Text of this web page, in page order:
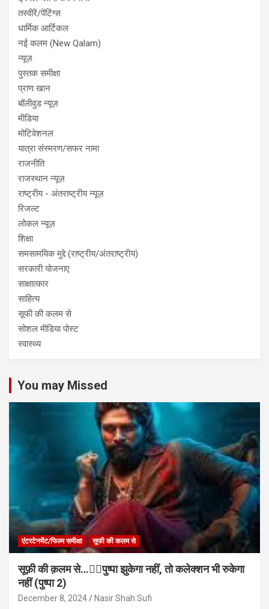
तस्वीरें/पेंटिंग्स
धार्मिक आर्टिकल
नई कलम (New Qalam)
न्यूज़
पुस्तक समीक्षा
प्राण खान
बॉलीवुड न्यूज़
मीडिया
मोटिवेशनल
यात्रा संस्मरण/सफर नामा
राजनीति
राजस्थान न्यूज़
राष्ट्रीय - अंतराष्ट्रीय न्यूज़
रिजल्ट
लोकल न्यूज़
शिक्षा
समसामयिक मुद्दे (राष्ट्रीय/अंतराष्ट्रीय)
सरकारी योजनाए
साक्षात्कार
साहित्य
सूफी की कलम से
सोशल मीडिया पोस्ट
स्वास्थ्य
You may Missed
एंटरटेनमेंट/फिल्म समीक्षा सूफी की कलम से
सूफ़ी की क़लम से…✍🏻पुष्पा झुकेगा नहीं, तो कलेक्शन भी रुकेगा
नहीं (पुष्पा 2)
December 8, 2024 Nasir Shah Sufi